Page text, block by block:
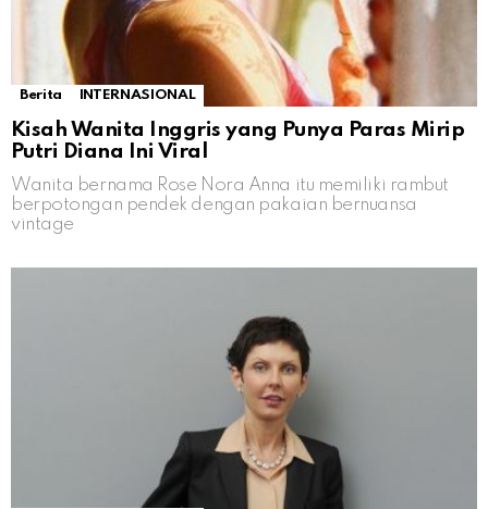
Berita INTERNASIONAL
Kisah Wanita Inggris yang Punya Paras Mirip
Putri Diana Ini Viral
Wanita bernama Rose Nora Anna itu memiliki rambut
berpotongan pendek dengan pakaian bernuansa
vintage